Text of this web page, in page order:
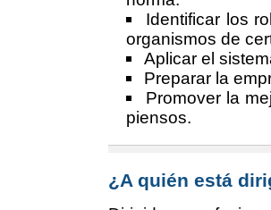
Identificar los
organismos de
Aplicar el
Preparar la
Promover la
piensos.
¿A quién está